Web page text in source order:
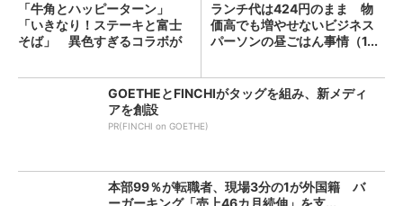
「牛角とハッピーターン」
「いきなり！ステーキと富士
そば」 異色すぎるコラボが
ランチ代は424円のまま 物
価高でも増やせないビジネス
パーソンの昼ごはん事情（1...
GOETHEとFINCHIがタッグを組み、新メディ
アを創設
PR(FINCHI on GOETHE)
本部99％が転職者、現場3分の1が外国籍 バ
ーガーキング「売上46カ月続伸」を支...